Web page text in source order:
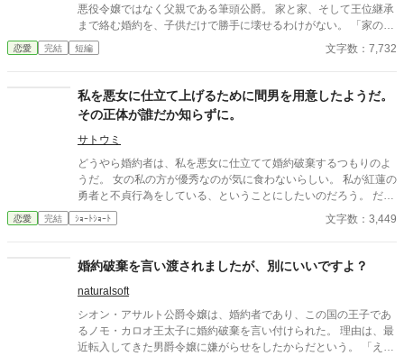
悪役令嬢ではなく父親である筆頭公爵。 家と家、そして王位継承
まで絡む婚約を、子供だけで勝手に壊せるわけがない。 「家の話
であれば、私を通していただこうか」 その一言で、恋に酔った王
太子の“物語”は終わりを告げて――！？ これは、婚約破棄を現実
話。
恋愛 完結 短編 文字数：7,732
私を悪女に仕立て上げるために間男を用意したようだ。
その正体が誰だか知らずに。
サトウミ
どうやら婚約者は、私を悪女に仕立てて婚約破棄するつもりのよ
うだ。 女の私の方が優秀なのが気に食わないらしい。 私が紅蓮の
勇者と不貞行為をしている、ということにしたいのだろう。 だけ
ど愚かな婚約者は、紅蓮の勇者の正体を知らないようだ。
恋愛 完結 ｼｮｰﾄｼｮｰﾄ 文字数：3,449
婚約破棄を言い渡されましたが、別にいいですよ？
naturalsoft
シオン・アサルト公爵令嬢は、婚約者であり、この国の王子であ
るノモ・カロオ王太子に婚約破棄を言い付けられた。 理由は、最
近転入してきた男爵令嬢に嫌がらせをしたからだという。 「え